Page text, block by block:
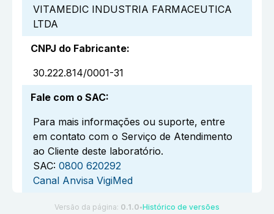
VITAMEDIC INDUSTRIA FARMACEUTICA
LTDA
CNPJ do Fabricante:
30.222.814/0001-31
Fale com o SAC:
Para mais informações ou suporte, entre
em contato com o Serviço de Atendimento
ao Cliente deste laboratório.
SAC: 0800 620292
Canal Anvisa VigiMed
Versão da página: 0.1.0 ●Histórico de versões